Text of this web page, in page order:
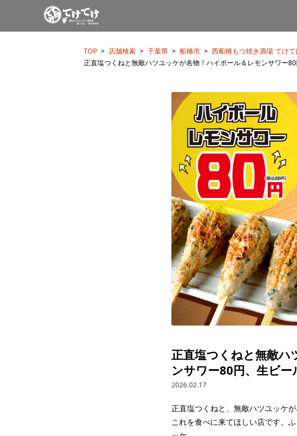
TOP 店舗検索 千葉県 船橋市 西船橋もつ焼き酒場 てけて
正直塩つくねと無敵ハツユッケが名物！ハイボール＆レモンサワー
正直塩つくねと無敵ハ
ンサワー80円、生ビ
2026.02.17
正直塩つくねと、無敵ハツユッケが
これを食べに来てほしい店です。